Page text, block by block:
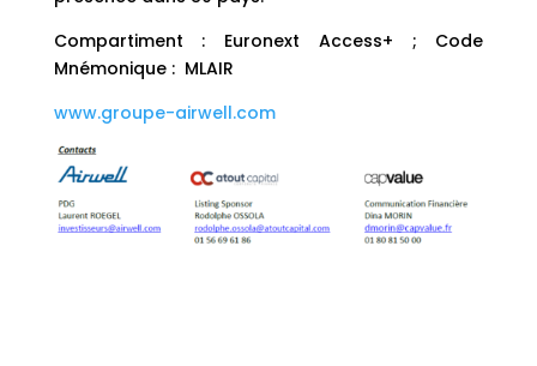
Compartiment : Euronext Access+ ; Code
Mnémonique : MLAIR
www.groupe-airwell.com